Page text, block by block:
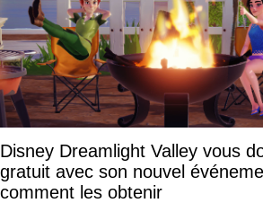
Disney Dreamlight Valley vous
gratuit avec son nouvel
comment les obtenir